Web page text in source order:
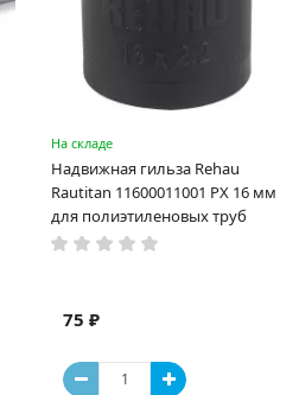
На складе
Надвижная гильза Rehau
Rautitan 11600011001 PX 16 мм
для полиэтиленовых труб
75 ₽